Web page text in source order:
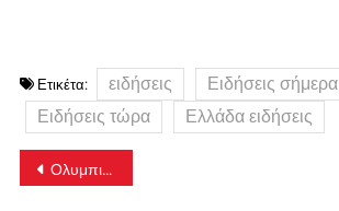
Ετικέτα: ειδήσεις
Ειδήσεις σήμερα
Ειδήσεις τώρα
Ελλάδα ειδήσεις
Πλοήγηση
άρθρων
Ολυμπιακός – ΑΕΚ 1-3: Αντίο στον τίτλο με Τραγική εμφάνιση και Τραγική διαιτησία (Highlights)